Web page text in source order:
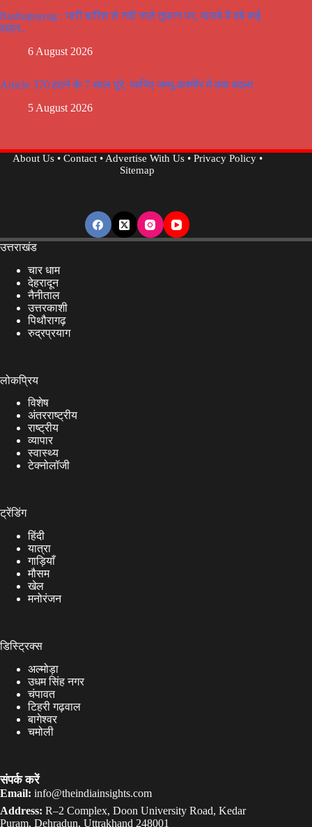
Rudraprayag : भारी बारिश से नदी नाले तूफान पर, मालबे में दबे कई
वाहन..
6 August 2026
Article 370 हटने के 7 साल पूरे, जानिए जम्मू-कश्मीर में क्या बदला
5 August 2026
About Us• Contact•Advertise With Us• Privacy Policy•
Sitemap
उत्तराखंड
चार धाम
देहरादून
नैनीताल
उत्तरकाशी
पिथौरागढ़
रुद्रप्रयाग
लोकप्रिय
विशेष
अंतरराष्ट्रीय
राष्ट्रीय
व्यापार
स्वास्थ्य
टेक्नोलॉजी
ट्रेंडिंग
हिंदी
यात्रा
गाड़ियाँ
मौसम
खेल
मनोरंजन
डिस्ट्रिक्स
अल्मोड़ा
उधम सिंह नगर
चंपावत
टिहरी गढ़वाल
बागेश्वर
चमोली
संपर्क करें
Email: info@theindiainsights.com
Address: R–2 Complex, Doon University Road, Kedar
Puram, Dehradun, Uttrakhand 248001